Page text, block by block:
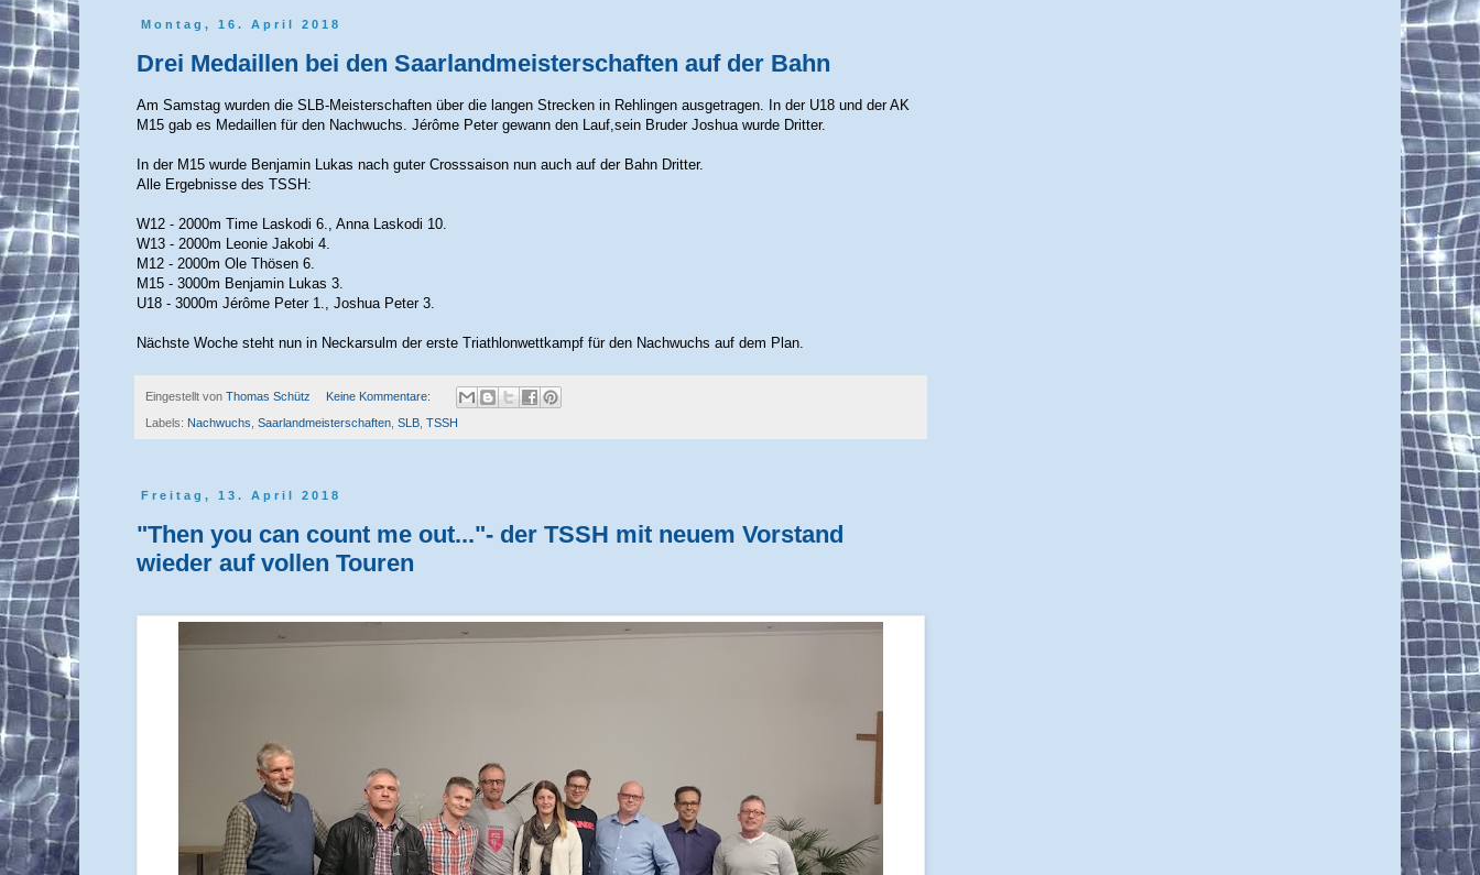
Montag, 16. April 2018
Drei Medaillen bei den Saarlandmeisterschaften auf der Bahn
Am Samstag wurden die SLB-Meisterschaften über die langen Strecken in Rehlingen ausgetragen. In der U18 und der AK
M15 gab es Medaillen für den Nachwuchs. Jérôme Peter gewann den Lauf,sein Bruder Joshua wurde Dritter.
In der M15 wurde Benjamin Lukas nach guter Crosssaison nun auch auf der Bahn Dritter.
Alle Ergebnisse des TSSH:
W12 - 2000m Time Laskodi 6., Anna Laskodi 10.
W13 - 2000m Leonie Jakobi 4.
M12 - 2000m Ole Thösen 6.
M15 - 3000m Benjamin Lukas 3.
U18 - 3000m Jérôme Peter 1., Joshua Peter 3.
Nächste Woche steht nun in Neckarsulm der erste Triathlonwettkampf für den Nachwuchs auf dem Plan.
Eingestellt von Thomas Schütz Keine Kommentare:
Labels: Nachwuchs Saarlandmeisterschaften SLB TSSH
Freitag, 13. April 2018
"Then you can count me out..."- der TSSH mit neuem Vorstand
wieder auf vollen Touren